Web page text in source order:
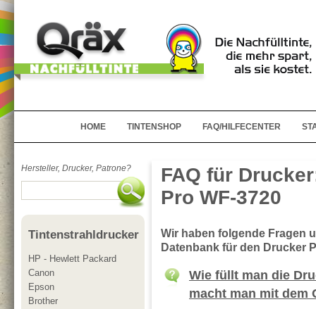
HOME TINTENSHOP FAQ/HILFECENTER
Hersteller, Drucker, Patrone?
Tintenstrahldrucker
HP - Hewlett Packard
Canon
Epson
Brother
FAQ für
Pro WF-3720
Wir haben folgende Fragen
Datenbank für den Drucker
Wie füllt man die
macht man mit dem